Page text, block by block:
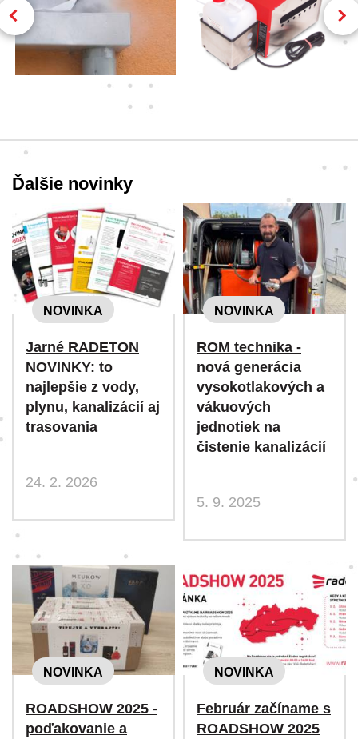
Ďalšie novinky
NOVINKA
Jarné RADETON
NOVINKY: to
najlepšie z vody,
plynu, kanalizácií aj
trasovania
24. 2. 2026
NOVINKA
ROM technika -
nová generácia
vysokotlakových a
vákuových
jednotiek na
čistenie kanalizácií
5. 9. 2025
NOVINKA
ROADSHOW 2025 -
poďakovanie a
NOVINKA
Február začíname s
ROADSHOW 2025